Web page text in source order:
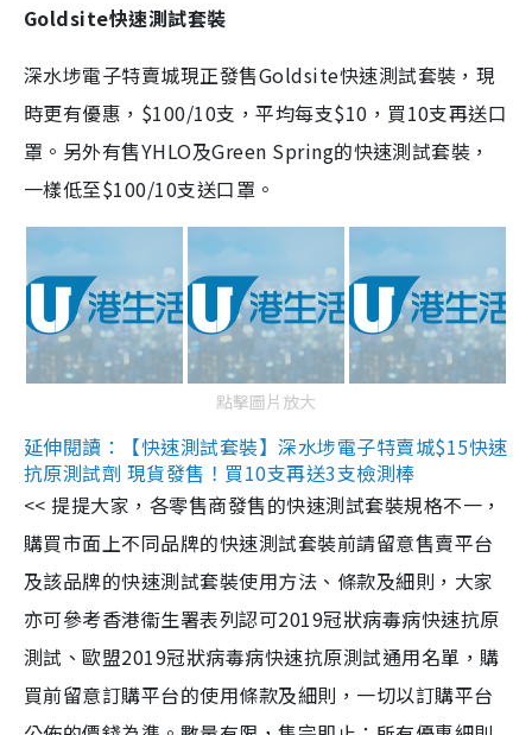
Goldsite快速測試套裝
深水埗電子特賣城現正發售Goldsite快速測試套裝，現
時更有優惠，$100/10支，平均每支$10，買10支再送口
罩。另外有售YHLO及Green Spring的快速測試套裝，
一樣低至$100/10支送口罩。
點擊圖片放大
延伸閱讀：【快速測試套裝】深水埗電子特賣城$15快速
抗原測試劑 現貨發售！買10支再送3支檢測棒
<< 提提大家，各零售商發售的快速測試套裝規格不一，
購買市面上不同品牌的快速測試套裝前請留意售賣平台
及該品牌的快速測試套裝使用方法、條款及細則，大家
亦可參考香港衞生署表列認可2019冠狀病毒病快速抗原
測試、歐盟2019冠狀病毒病快速抗原測試通用名單，購
買前留意訂購平台的使用條款及細則，一切以訂購平台